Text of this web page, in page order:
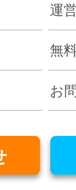
運
無
お